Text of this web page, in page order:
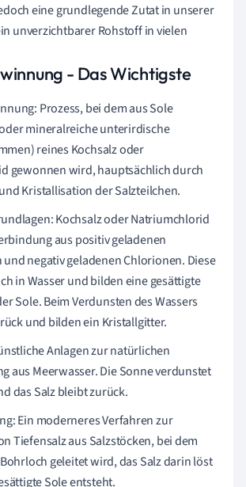
eine grundlegende Zutat in unserer
unverzichtbarer Rohstoff in vielen
- Das Wichtigste
Prozess, bei dem aus Sole
mineralreiche unterirdische
reines Kochsalz oder
gewonnen wird, hauptsächlich durch
Kristallisation der Salzteilchen.
Kochsalz oder Natriumchlorid
aus positiv geladenen
negativ geladenen Chlorionen. Diese
in Wasser und bilden eine gesättigte
Sole. Beim Verdunsten des Wassers
und bilden ein Kristallgitter.
Anlagen zur natürlichen
aus Meerwasser. Die Sonne verdunstet
das Salz bleibt zurück.
Ein moderneres Verfahren zur
Tiefensalz aus Salzstöcken, bei dem
geleitet wird, das Salz darin löst
Sole entsteht.